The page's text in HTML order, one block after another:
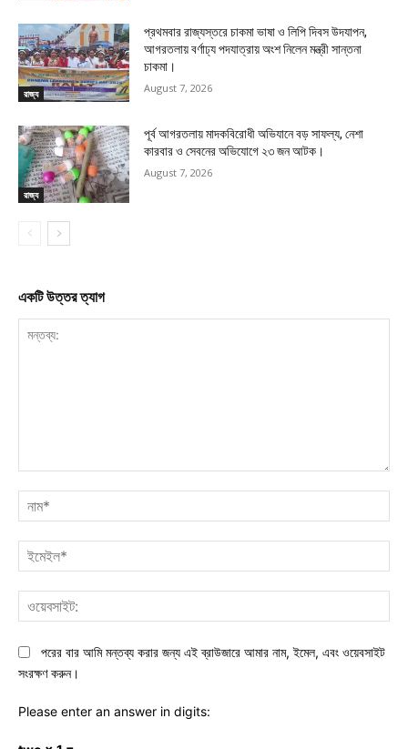
রাজ্য
প্রথমবার রাজ্যস্তরে চাকমা ভাষা ও লিপি দিবস উদযাপন,
আগরতলায় বর্ণাঢ্য পদযাত্রায় অংশ নিলেন মন্ত্রী সান্তনা
চাকমা।
August 7, 2026
রাজ্য
পূর্ব আগরতলায় মাদকবিরোধী অভিযানে বড় সাফল্য, নেশা
কারবার ও সেবনের অভিযোগে ২৩ জন আটক।
August 7, 2026
একটি উত্তর ত্যাগ
পরের বার আমি মন্তব্য করার জন্য এই ব্রাউজারে আমার নাম, ইমেল, এবং ওয়েবসাইট
সংরক্ষণ করুন।
Please enter an answer in digits: